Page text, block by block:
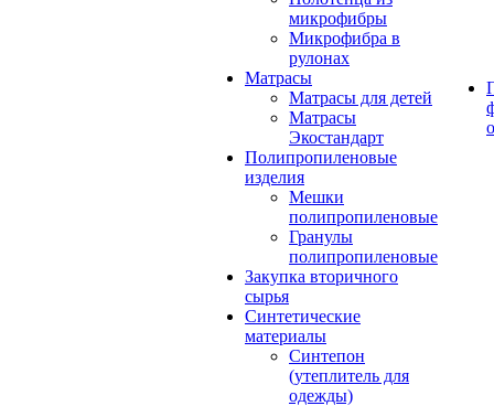
микрофибры
Микрофибра в
рулонах
Матрасы
Матрасы для детей
Матрасы
Экостандарт
Полипропиленовые
изделия
Мешки
полипропиленовые
Гранулы
полипропиленовые
Закупка вторичного
сырья
Синтетические
материалы
Синтепон
(утеплитель для
одежды)